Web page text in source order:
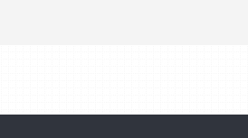
辰阳光，我们的技术人员*时可以满足您的要求。